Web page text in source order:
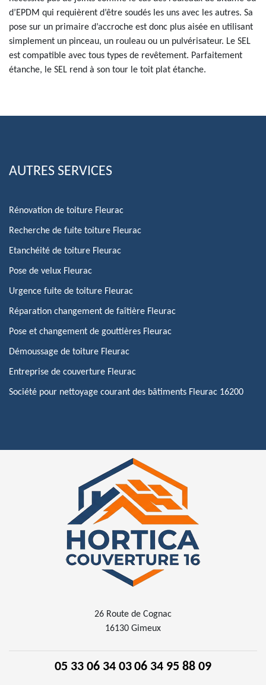
d’EPDM qui requièrent d’être soudés les uns avec les autres. Sa
pose sur un primaire d’accroche est donc plus aisée en utilisant
simplement un pinceau, un rouleau ou un pulvérisateur. Le SEL
est compatible avec tous types de revêtement. Parfaitement
étanche, le SEL rend à son tour le toit plat étanche.
AUTRES SERVICES
Rénovation de toiture Fleurac
Recherche de fuite toiture Fleurac
Etanchéité de toiture Fleurac
Pose de velux Fleurac
Urgence fuite de toiture Fleurac
Réparation changement de faîtière Fleurac
Pose et changement de gouttières Fleurac
Démoussage de toiture Fleurac
Entreprise de couverture Fleurac
Société pour nettoyage courant des bâtiments Fleurac 16200
26 Route de Cognac
16130 Gimeux
05 33 06 34 0306 34 95 88 09